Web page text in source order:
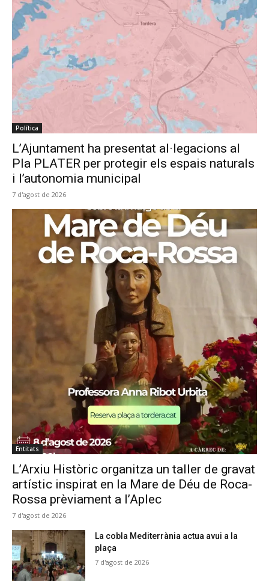
Política
L’Ajuntament ha presentat al·legacions al
Pla PLATER per protegir els espais naturals
i l’autonomia municipal
7 d'agost de 2026
Entitats
L’Arxiu Històric organitza un taller de gravat
artístic inspirat en la Mare de Déu de Roca-
Rossa prèviament a l’Aplec
7 d'agost de 2026
La cobla Mediterrània actua avui a la
plaça
7 d'agost de 2026